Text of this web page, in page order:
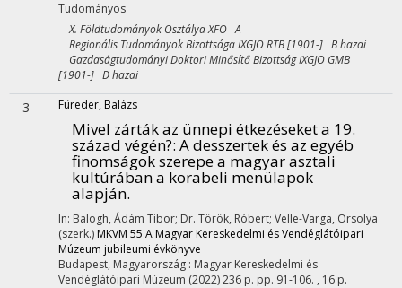
Tudományos
X. Földtudományok Osztálya XFO A
Regionális Tudományok Bizottsága IXGJO RTB [1901-] B hazai
Gazdaságtudományi Doktori Minősítő Bizottság IXGJO GMB
[1901-] D hazai
3 Füreder, Balázs
Mivel zárták az ünnepi étkezéseket a 19.
század végén?: A desszertek és az egyéb
finomságok szerepe a magyar asztali
kultúrában a korabeli menülapok
alapján.
In: Balogh, Ádám Tibor; Dr. Török, Róbert; Velle-Varga, Orsolya
(szerk.) MKVM 55 A Magyar Kereskedelmi és Vendéglátóipari
Múzeum jubileumi évkönyve
Budapest, Magyarország : Magyar Kereskedelmi és
Vendéglátóipari Múzeum (2022)236 p. pp. 91-106. , 16 p.